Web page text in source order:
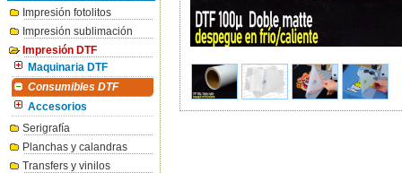
Impresión fotolitos
Impresión sublimación
Impresión DTF
Maquinaria DTF
Consumibles DTF
Accesorios
Serigrafía
Planchas y calandras
Transfers y vinilos